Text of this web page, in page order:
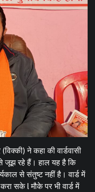
(विक्की) ने कहा की वार्डवासी
जूझ रहे हैं। हाल यह है कि
से संतुष्ट नहीं है। वार्ड में
सके l मौके पर भी वार्ड में